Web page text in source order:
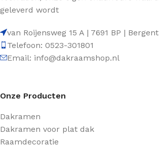
geleverd wordt
van Roijensweg 15 A | 7691 BP |
Telefoon: 0523-301801
Email: info@dakraamshop.nl
Onze Producten
Dakramen
Dakramen voor plat dak
Raamdecoratie